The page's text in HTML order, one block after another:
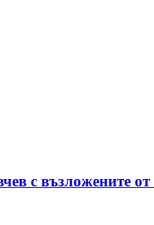
с възложените